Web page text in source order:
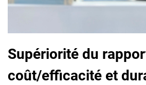
Supériorité du
coût/efficacité et